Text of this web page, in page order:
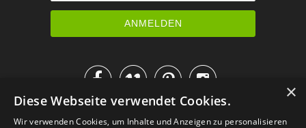

IM KATALOG BLÄTTERN
×
Diese Webseite verwendet Cookies.
Wir verwenden Cookies, um Inhalte und Anzeigen zu personalisieren